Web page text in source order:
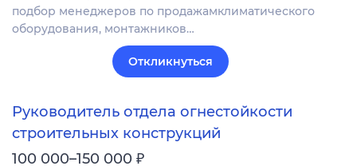
подбор менеджеров по продажамклиматического
оборудования, монтажников…
Откликнуться
Руководитель отдела огнестойкости
строительных конструкций
100 000–150 000 ₽